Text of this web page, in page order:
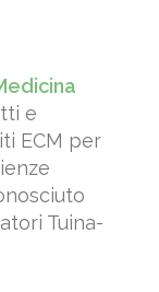
e
ECM per
Tuina-